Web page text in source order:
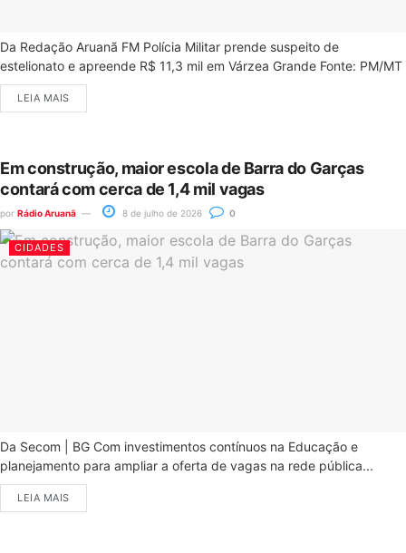
Da Redação Aruanã FM Polícia Militar prende suspeito de
estelionato e apreende R$ 11,3 mil em Várzea Grande Fonte: PM/MT
LEIA MAIS
Em construção, maior escola de Barra do Garças
contará com cerca de 1,4 mil vagas
por Rádio Aruanã 8 de julho de 2026 0
CIDADES
Da Secom | BG Com investimentos contínuos na Educação e
planejamento para ampliar a oferta de vagas na rede pública...
LEIA MAIS